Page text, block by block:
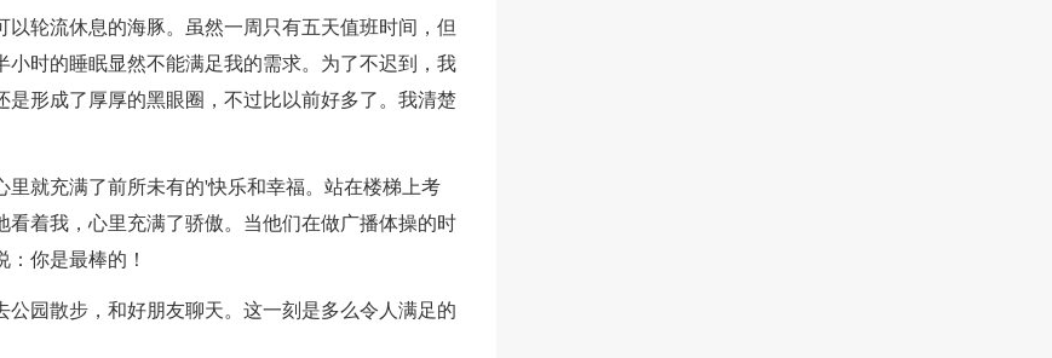
轮流休息的海豚。虽然一周只有五天值班时间，但
时的睡眠显然不能满足我的需求。为了不迟到，我
形成了厚厚的黑眼圈，不过比以前好多了。我清楚
就充满了前所未有的'快乐和幸福。站在楼梯上考
着我，心里充满了骄傲。当他们在做广播体操的时
你是最棒的！
园散步，和好朋友聊天。这一刻是多么令人满足的